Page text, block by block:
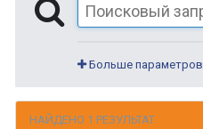
Больше параметров
НАЙДЕНО 1 РЕЗУЛЬТАТ